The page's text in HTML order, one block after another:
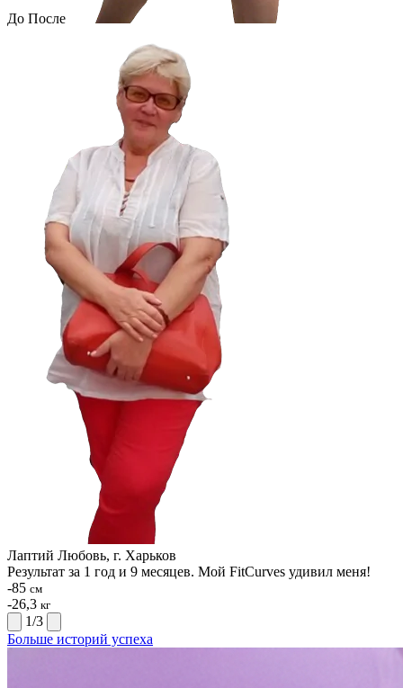
До После
Лаптий Любовь, г. Харьков
Результат за 1 год и 9 месяцев. Мой FitCurves удивил меня!
-85 см
-26,3 кг
1/3
Больше историй успеха